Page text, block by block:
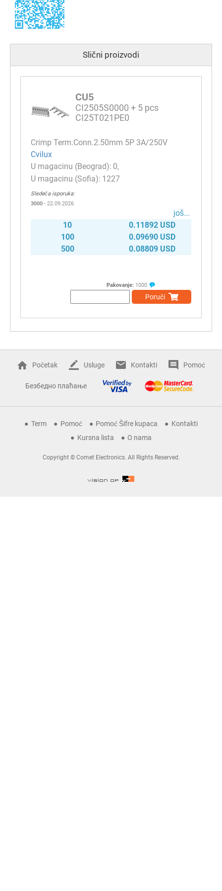
Slični proizvodi
CU5
CI2505S0000 + 5 pcs
CI25T021PE0
Crimp Term.Conn.2.50mm 5P 3A/250V
Cvilux
0
1227
Sledeća isporuka:
3000 - 22.09.2026
јоš...
10
0.11892 USD
100
0.09690 USD
500
0.08809 USD
Pakovanje: 1000
Poruči
Početak Usluge Kontakti Pomoć
Безбедно плаћање
Term Pomoć Pomoć Šifre kupaca
Kontakti
Kursna lista
O nama
Copyright © Comet Electronics. All Rights Reserved.